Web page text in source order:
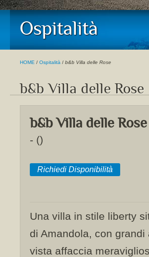
Ospitalità
HOME / Ospitalità / b&b Villa delle Rose
b&b Villa delle Rose
b&b Villa delle Rose
- ()
Richiedi Disponibilità
Una villa in stile liberty
di Amandola, con
vista affaccia